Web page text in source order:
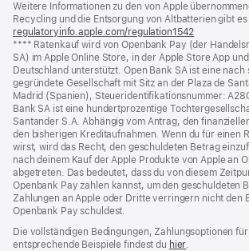
neues
Fenster)
Weitere Informationen zu den von Apple
Recycling und die Entsorgung von Altbatterien gibt
regulatoryinfo.apple.com/regulation1542
ein
neues
Fenster)
Fußnote
**** Ratenkauf wird von Openbank Pay (der
SA) im Apple Online Store, in der Apple Store App
Deutschland unterstützt. Open Bank SA ist eine nach
gegründete Gesellschaft mit Sitz an der Plaza de
Madrid (Spanien), Steueridentifikationsnummer:
Bank SA ist eine hundertprozentige
Santander S.A. Abhängig vom Antrag, den
den bisherigen Kreditaufnahmen. Wenn du für einen
wirst, wird das Recht, den geschuldeten Betrag
nach deinem Kauf der Apple Produkte von Apple an
abgetreten. Das bedeutet, dass du von diesem
Openbank Pay zahlen kannst, um den geschuldeten
Zahlungen an Apple oder Dritte verringern nicht den
Openbank Pay schuldest.
Die vollständigen Bedingungen, Zahlungsoptionen
entsprechende Beispiele findest du hier(Öffnet
.